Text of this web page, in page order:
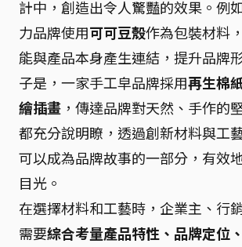
計中，創造出令人驚豔的效果。例
力品牌使用可可豆殼作為包裝材料
能與產品本身產生連結，提升品牌
子是，一家手工皁品牌採用再生棉
繪插畫 ，傳達品牌對天然、手作的
都充分說明瞭，透過創新材料與工
可以成為品牌故事的一部分，有效
目光。
在選擇材料和工藝時，企業主、行
需要綜合考量產品特性、品牌定位